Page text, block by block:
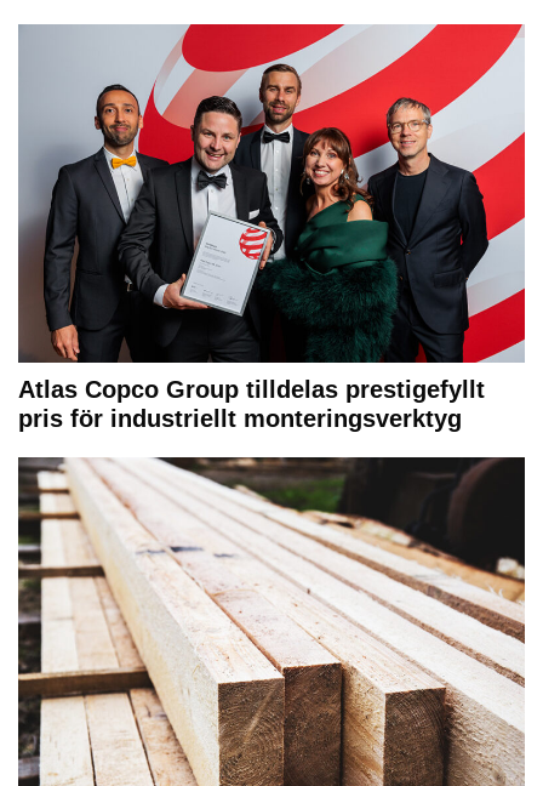
Atlas Copco Group tilldelas prestigefyllt
pris för industriellt monteringsverktyg